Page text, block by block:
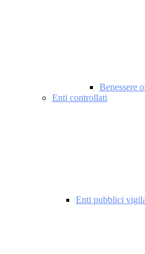
Benessere
Enti controllati
Enti pubblici